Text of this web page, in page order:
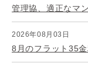
管理協、適正なマ
2026年08月03日
8月のフラット35